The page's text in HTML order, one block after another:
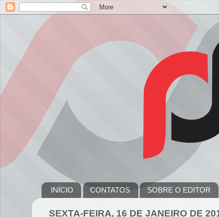
INÍCIO CONTATOS SOBRE O EDITOR
SEXTA-FEIRA, 16 DE JANEIRO DE